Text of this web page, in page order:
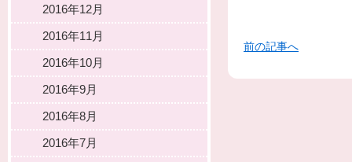
前の記事へ
2016年12月
2016年11月
2016年10月
2016年9月
2016年8月
2016年7月